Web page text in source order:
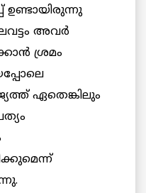
അവര്‍
ശ്രമം
ഏതെങ്കിലും